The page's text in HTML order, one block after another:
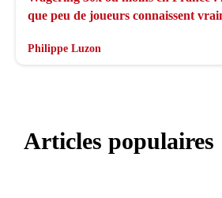
que peu de joueurs connaissent
Philippe Luzon
Articles populaires